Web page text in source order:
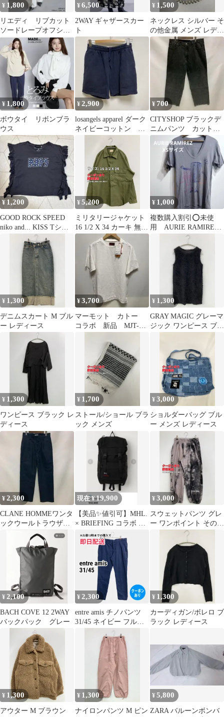
¥ 1,800
リエディ リブカット
ソードレープオフショ
ルトップス
¥6,500
2WAY ギャザースカー
ト
¥ 1,500
ネックレス シルバー そ
の他金属 メンズ レディ
ース
¥ 1,800
ボウタイ リボンブラ
ウス
¥2,900
losangels apparel ダーク
ネイビーコットン シ
ョーツ 14oz
¥ 700
CITYSHOP ブラックデ
ニムパンツ カットオ
フ
¥ 1,200
GOOD ROCK SPEED
niko and... KISS Tシャ
¥5,200
ミリタリージャケット
16 1/2 X 34 カーキ 無地
フードなし ボタン留め
メンズ
¥ 1,000
複数購入割引⭕️未使
用 AURIE RAMIREZ
XSサイズ Vネック
Tシャツ
¥ 1,300
デニムスカート M ブル
ー レディース
¥3,700
マーモット カトー
コラボ 新品 MJT-
¥ 1,300
GRAY MAGIC グレーマ
ジック ワンピース ブラ
¥ 1,300
ワンピース ブラック レ
ディース
¥ 1,700
ストール/ショール ブラ
ック メンズ
¥3,000
ショルダーバッグ ブル
ー メンズ レディース
¥2,300
CLANE HOMMEワンタ
ックウールトラウザ
ー 26110-1451
現在 ¥19,900
【美品✨値引可】MHL.
× BRIEFING コラボ バ
ックパック
¥3,000
スウェットパンツ グレ
ー ワンポイント その他
総柄 ワイド・ルーズ ハ
イウエスト ウエストゴ
ム・紐 メンズ レディー
¥ 2,100
BACH COVE 12 2WAY
バックパック グレー
¥2,300
entre amis チノパンツ
31/45 ネイビー フルレ
ングス 無地 スタンダー
ド テーパード レギュラ
ー メンズ
¥ 1,300
カーディガン/ボレロ ブ
ラック レディース
¥ 1,300
アウター M ブラウン
¥ 1,300
ナイロンパンツ M ピン
¥5,800
ZARA バルーンボンバ